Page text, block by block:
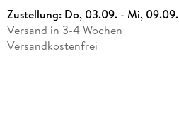
Zustellung: Do, 03.09. - Mi, 09.09.
Versand in 3-4 Wochen
Versandkostenfrei